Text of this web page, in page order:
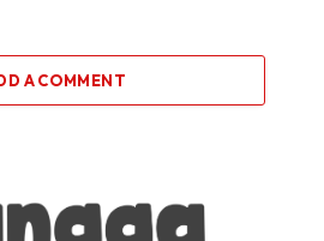
A COMMENT